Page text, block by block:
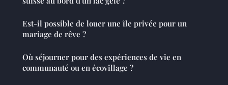
Est-il possible de louer une île privée pour un
mariage de rêve ?
Où séjourner pour des expériences de vie en
communauté ou en écovillage ?